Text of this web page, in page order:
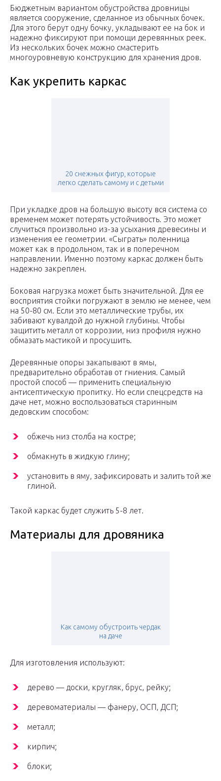
Бюджетным вариантом обустройства дровницы
является сооружение, сделанное из обычных бочек.
Для этого берут одну бочку, укладывают ее на бок и
надежно фиксируют при помощи деревянных реек.
Из нескольких бочек можно смастерить
многоуровневую конструкцию для хранения дров.
Как укрепить каркас
20 снежных фигур, которые
легко сделать самому и с детьми
При укладке дров на большую высоту вся система со
временем может потерять устойчивость. Это может
случиться произвольно из-за усыхания древесины и
изменения ее геометрии. «Сыграть» поленница
может как в продольном, так и в поперечном
направлении. Именно поэтому каркас должен быть
надежно закреплен.
Боковая нагрузка может быть значительной. Для ее
восприятия стойки погружают в землю не менее, чем
на 50-80 см. Если это металлические трубы, их
забивают кувалдой до нужной глубины. Чтобы
защитить металл от коррозии, низ профиля нужно
обмазать мастикой и просушить.
Деревянные опоры закапывают в ямы,
предварительно обработав от гниения. Самый
простой способ — применить специальную
антисептическую пропитку. Но если спецсредств на
даче нет, можно воспользоваться старинным
дедовским способом:
обжечь низ столба на костре;
обмакнуть в жидкую глину;
установить в яму, зафиксировать и залить той же
глиной.
Такой каркас будет служить 5-8 лет.
Материалы для дровяника
Как самому обустроить чердак
на даче
Для изготовления используют:
дерево — доски, кругляк, брус, рейку;
деревоматериалы — фанеру, ОСП, ДСП;
металл;
кирпич;
блоки;